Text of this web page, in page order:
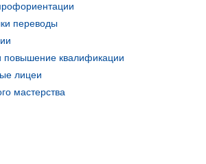
переводы
повышение квалификации
лицеи
мастерства